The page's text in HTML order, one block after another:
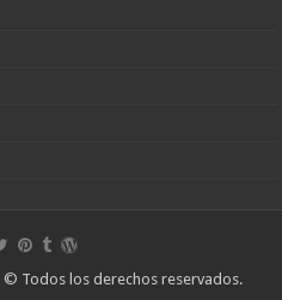
© Todos los derechos reservados.